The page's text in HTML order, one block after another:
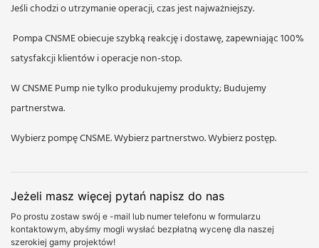
Jeśli chodzi o utrzymanie operacji, czas jest najważniejszy.
Pompa CNSME obiecuje szybką reakcję i dostawę, zapewniając 100%
satysfakcji klientów i operacje non-stop.
W CNSME Pump nie tylko produkujemy produkty; Budujemy
partnerstwa.
Wybierz pompę CNSME. Wybierz partnerstwo. Wybierz postęp.
Jeżeli masz więcej pytań napisz do nas
Po prostu zostaw swój e -mail lub numer telefonu w formularzu
kontaktowym, abyśmy mogli wysłać bezpłatną wycenę dla naszej
szerokiej gamy projektów!